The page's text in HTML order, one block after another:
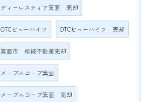
ディーレスティア箕面 売却
OTCビューハイツ OTCビューハイツ 売却
箕面市 相続不動産売却
メープルコープ箕面
メープルコープ箕面 売却